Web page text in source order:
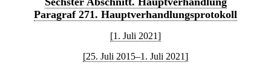
Paragraf 271. Hauptverhandlungsprotokoll
[1. Juli 2021]
[25. Juli 2015–1. Juli 2021]